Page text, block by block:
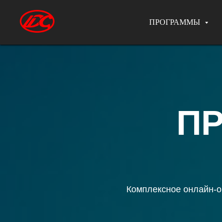
ПРОГРАММЫ
Комплексное онлайн-